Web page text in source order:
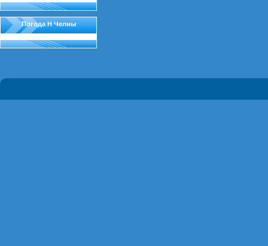
Погода Н Челны